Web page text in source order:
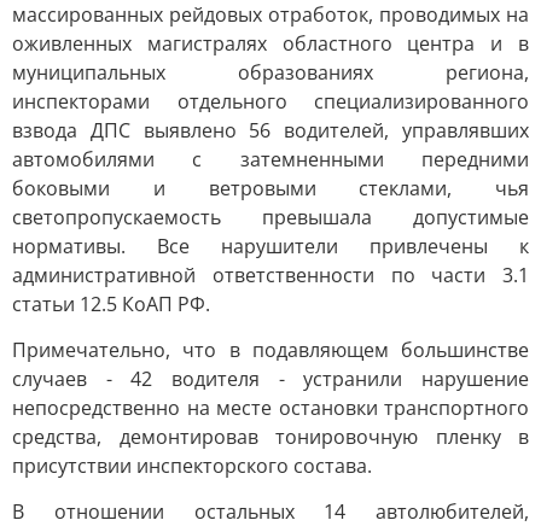
массированных рейдовых отработок, проводимых на
оживленных магистралях областного центра и в
муниципальных образованиях региона,
инспекторами отдельного специализированного
взвода ДПС выявлено 56 водителей, управлявших
автомобилями с затемненными передними
боковыми и ветровыми стеклами, чья
светопропускаемость превышала допустимые
нормативы. Все нарушители привлечены к
административной ответственности по части 3.1
статьи 12.5 КоАП РФ.
Примечательно, что в подавляющем большинстве
случаев - 42 водителя - устранили нарушение
непосредственно на месте остановки транспортного
средства, демонтировав тонировочную пленку в
присутствии инспекторского состава.
В отношении остальных 14 автолюбителей,